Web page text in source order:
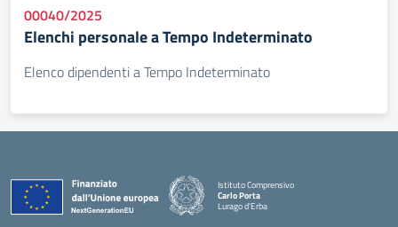
00040/2025
Elenchi personale a Tempo Indeterminato
Elenco dipendenti a Tempo Indeterminato
Istituto Comprensivo
Carlo Porta
Lurago d'Erba
— Visita la pagina iniziale della scuola